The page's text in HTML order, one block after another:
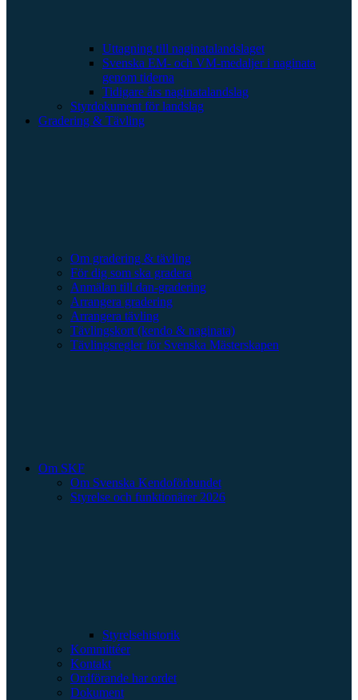
Uttagning till naginatalandslaget
Svenska EM- och VM-medaljer i naginata
genom tiderna
Tidigare års naginatalandslag
Styrdokument för landslag
Gradering & Tävling
Om gradering & tävling
För dig som ska gradera
Anmälan till dan-gradering
Arrangera gradering
Arrangera tävling
Tävlingskort (kendo & naginata)
Tävlingsregler för Svenska Mästerskapen
Om SKF
Om Svenska Kendoförbundet
Styrelse och funktionärer 2026
Styrelsehistorik
Kommittéer
Kontakt
Ordförande har ordet
Dokument